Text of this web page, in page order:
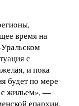
время на
с
и пока
будет по мере
с жильем», —
епархии.